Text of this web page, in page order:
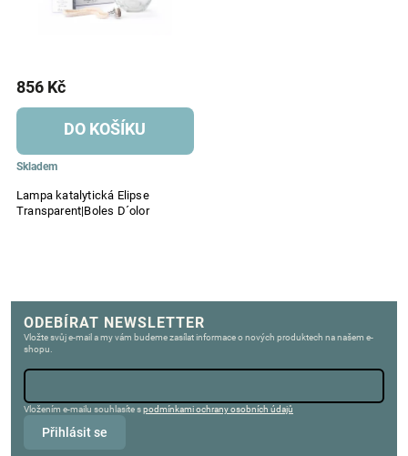
Lampa katalytická Elipse
Transparent|Boles D´olor
Skladem
856 Kč
DO KOŠÍKU
ODEBÍRAT NEWSLETTER
Vložte svůj e-mail a my vám budeme zasílat informace o nových produktech na našem e-
shopu.
Vložením e-mailu souhlasíte spodmínkami ochrany osobních údajů
Přihlásit se